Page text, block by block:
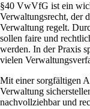
§40 VwVfG ist ein
Verwaltungsrecht, der
Verwaltung regelt.
sollen faire und
werden. In der Praxis
vielen
Mit einer sorgfältigen
Verwaltung
nachvollziehbar und